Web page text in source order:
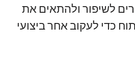
לשיפור ולהתאים את
כדי לעקוב אחר ביצועי